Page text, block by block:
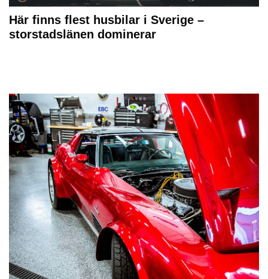
Här finns flest husbilar i Sverige –
storstadslänen dominerar